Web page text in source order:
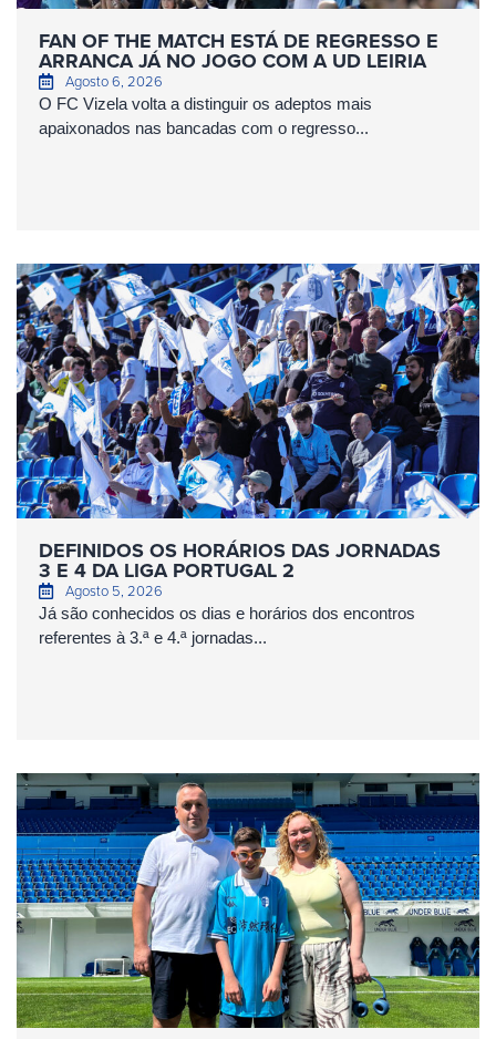
FAN OF THE MATCH ESTÁ DE REGRESSO E
ARRANCA JÁ NO JOGO COM A UD LEIRIA
Agosto 6, 2026
O FC Vizela volta a distinguir os adeptos mais
apaixonados nas bancadas com o regresso...
DEFINIDOS OS HORÁRIOS DAS JORNADAS
3 E 4 DA LIGA PORTUGAL 2
Agosto 5, 2026
Já são conhecidos os dias e horários dos encontros
referentes à 3.ª e 4.ª jornadas...